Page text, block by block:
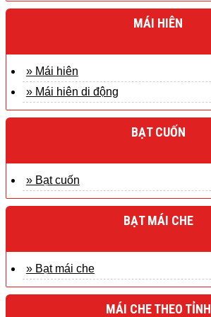
MÁI HIÊN
» Mái hiên
» Mái hiên di động
BẠT CUỐN
» Bạt cuốn
BẠT MÁI CHE
» Bạt mái che
MÁI CHE THEO TỈNH